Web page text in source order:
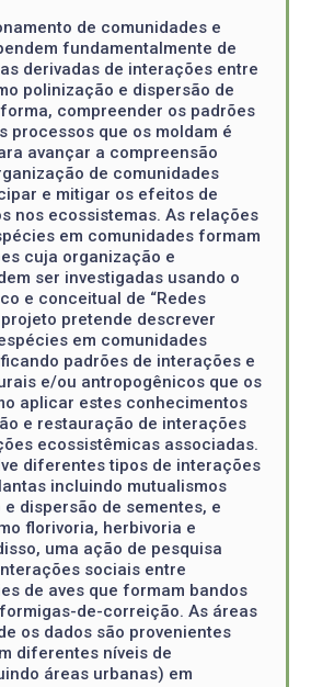
de comunidades e
fundamentalmente de
derivadas de interações entre
polinização e dispersão de
compreender os padrões
processos que os moldam é
avançar a compreensão
de comunidades
e mitigar os efeitos de
nos ecossistemas. As relações
em comunidades formam
cuja organização e
ser investigadas usando o
e conceitual de “Redes
projeto pretende descrever
em comunidades
padrões de interações e
e/ou antropogênicos que os
aplicar estes conhecimentos
e restauração de interações
ecossistêmicas associadas.
diferentes tipos de interações
incluindo mutualismos
dispersão de sementes, e
florivoria, herbivoria e
uma ação de pesquisa
sociais entre
de aves que formam bandos
de-correição. As áreas
os dados são provenientes
diferentes níveis de
áreas urbanas) em